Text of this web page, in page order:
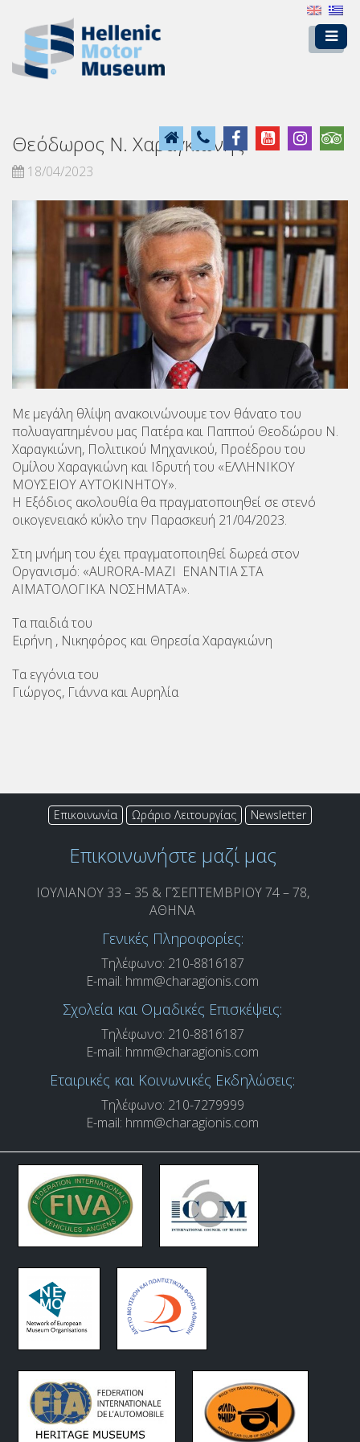
Θεόδωρος Ν. Χαραγκιώνης
18/04/2023
Με μεγάλη θλίψη ανακοινώνουμε τον θάνατο του
πολυαγαπημένου μας Πατέρα και Παππού Θεοδώρου Ν.
Χαραγκιώνη, Πολιτικού Μηχανικού, Προέδρου του
Ομίλου Χαραγκιώνη και Ιδρυτή του «ΕΛΛΗΝΙΚΟΥ
ΜΟΥΣΕΙΟΥ ΑΥΤΟΚΙΝΗΤΟΥ».
Η Εξόδιος ακολουθία θα πραγματοποιηθεί σε στενό
οικογενειακό κύκλο την Παρασκευή 21/04/2023.
Στη μνήμη του έχει πραγματοποιηθεί δωρεά στον
Οργανισμό: «AURORA-ΜΑΖΙ ΕΝΑΝΤΙΑ ΣΤΑ
ΑΙΜΑΤΟΛΟΓΙΚΑ ΝΟΣΗΜΑΤΑ».
Τα παιδιά του
Ειρήνη , Νικηφόρος και Θηρεσία Χαραγκιώνη
Τα εγγόνια του
Γιώργος, Γιάννα και Αυρηλία
Επικοινωνία Ωράριο Λειτουργίας Newsletter
Επικοινωνήστε μαζί μας
ΙΟΥΛΙΑΝΟΥ 33 – 35 & Γ’ΣΕΠΤΕΜΒΡΙΟΥ 74 – 78,
ΑΘΗΝΑ
Γενικές Πληροφορίες:
Τηλέφωνο: 210-8816187
E-mail: hmm@charagionis.com
Σχολεία και Ομαδικές Επισκέψεις:
Τηλέφωνο: 210-8816187
E-mail: hmm@charagionis.com
Εταιρικές και Κοινωνικές Εκδηλώσεις:
Τηλέφωνο: 210-7279999
E-mail: hmm@charagionis.com